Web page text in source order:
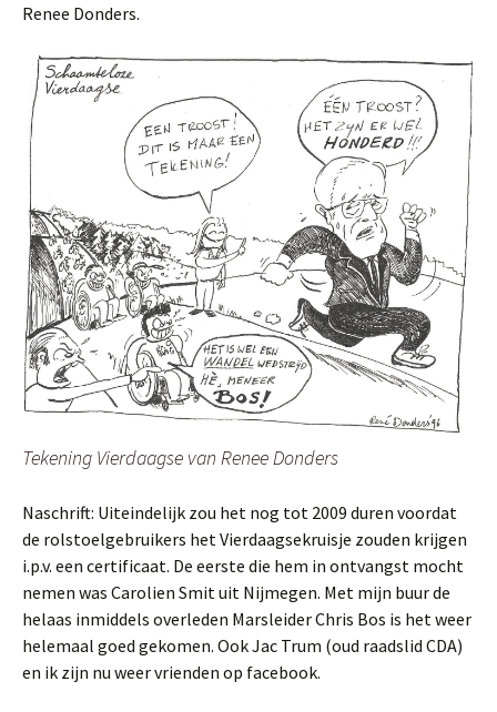
Renee Donders.
Tekening Vierdaagse van Renee Donders
Naschrift: Uiteindelijk zou het nog tot 2009 duren voordat
de rolstoelgebruikers het Vierdaagsekruisje zouden krijgen
i.p.v. een certificaat. De eerste die hem in ontvangst mocht
nemen was Carolien Smit uit Nijmegen. Met mijn buur de
helaas inmiddels overleden Marsleider Chris Bos is het weer
helemaal goed gekomen. Ook Jac Trum (oud raadslid CDA)
en ik zijn nu weer vrienden op facebook.